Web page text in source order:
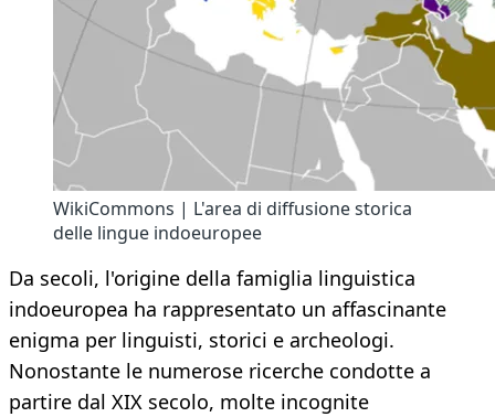
WikiCommons | L'area di diffusione storica
delle lingue indoeuropee
Da secoli, l'origine della famiglia linguistica
indoeuropea ha rappresentato un affascinante
enigma per linguisti, storici e archeologi.
Nonostante le numerose ricerche condotte a
partire dal XIX secolo, molte incognite